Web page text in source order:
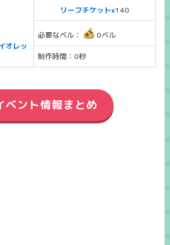
オレッ
リーフチケットx140
必要なベル： 0ベル
制作時間：0秒
ベント情報まとめ